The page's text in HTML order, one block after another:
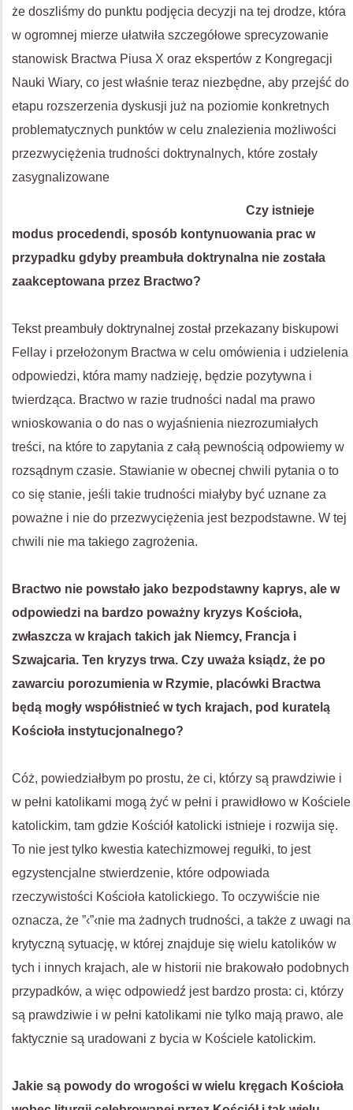
że doszliśmy do punktu podjęcia decyzji na tej drodze, która
w ogromnej mierze ułatwiła szczegółowe sprecyzowanie
stanowisk Bractwa Piusa X oraz ekspertów z Kongregacji
Nauki Wiary, co jest właśnie teraz niezbędne, aby przejść do
etapu rozszerzenia dyskusji już na poziomie konkretnych
problematycznych punktów w celu znalezienia możliwości
przezwyciężenia trudności doktrynalnych, które zostały
zasygnalizowane
Czy istnieje
modus procedendi, sposób kontynuowania prac w
przypadku gdyby preambuła doktrynalna nie została
zaakceptowana przez Bractwo?
Tekst preambuły doktrynalnej został przekazany biskupowi
Fellay i przełożonym Bractwa w celu omówienia i udzielenia
odpowiedzi, która mamy nadzieję, będzie pozytywna i
twierdząca. Bractwo w razie trudności nadal ma prawo
wnioskowania o do nas o wyjaśnienia niezrozumiałych
treści, na które to zapytania z całą pewnością odpowiemy w
rozsądnym czasie. Stawianie w obecnej chwili pytania o to
co się stanie, jeśli takie trudności miałyby być uznane za
poważne i nie do przezwyciężenia jest bezpodstawne. W tej
chwili nie ma takiego zagrożenia.
Bractwo nie powstało jako bezpodstawny kaprys, ale w
odpowiedzi na bardzo poważny kryzys Kościoła,
zwłaszcza w krajach takich jak Niemcy, Francja i
Szwajcaria. Ten kryzys trwa. Czy uważa ksiądz, że po
zawarciu porozumienia w Rzymie, placówki Bractwa
będą mogły współistnieć w tych krajach, pod kuratelą
Kościoła instytucjonalnego?
Cóż, powiedziałbym po prostu, że ci, którzy są prawdziwie i
w pełni katolikami mogą żyć w pełni i prawidłowo w Kościele
katolickim, tam gdzie Kościół katolicki istnieje i rozwija się.
To nie jest tylko kwestia katechizmowej regułki, to jest
egzystencjalne stwierdzenie, które odpowiada
rzeczywistości Kościoła katolickiego. To oczywiście nie
oznacza, że ”‹”‹nie ma żadnych trudności, a także z uwagi na
krytyczną sytuację, w której znajduje się wielu katolików w
tych i innych krajach, ale w historii nie brakowało podobnych
przypadków, a więc odpowiedź jest bardzo prosta: ci, którzy
są prawdziwie i w pełni katolikami nie tylko mają prawo, ale
faktycznie są uradowani z bycia w Kościele katolickim.
Jakie są powody do wrogości w wielu kręgach Kościoła